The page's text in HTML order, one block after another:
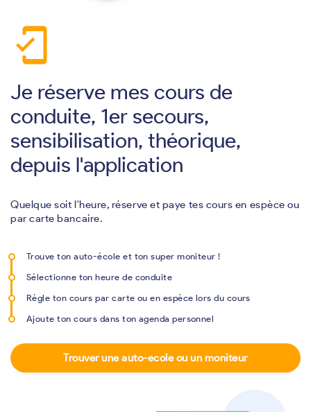
mobile_friendly
Je réserve mes cours de
conduite, 1er secours,
sensibilisation, théorique,
depuis l'application
Quelque soit l'heure, réserve et paye tes cours en espèce ou
par carte bancaire.
Trouve ton auto-école et ton super moniteur !
Sélectionne ton heure de conduite
Régle ton cours par carte ou en espèce lors du cours
Ajoute ton cours dans ton agenda personnel
Trouver une auto-ecole ou un moniteur